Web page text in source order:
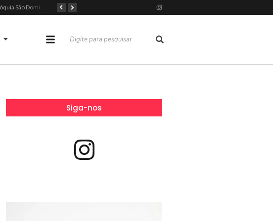
Paróquia São Domingos de Gusmão divulga agenda de missas de fim de ano em Irecê
Siga-nos